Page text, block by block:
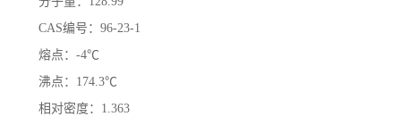
CAS编号： 96-23-1
熔点： -4℃
沸点： 174.3℃
相对密度： 1.363